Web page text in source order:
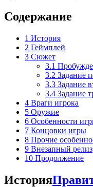
Содержание
1 История
2 Геймплей
3 Сюжет
3.1
3.2 Задание
3.3 Задание
3.4 Задание
4 Враги игрока
5 Оружие
6 Особенности
7 Концовки игры
8 Прочие
9 Внезапный релиз
10 Продолжение
История